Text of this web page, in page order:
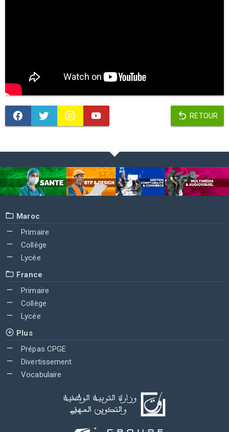
RETOUR
Maroc
Primaire
Collège
Lycée
France
Primaire
Collège
Lycée
Plus
Prépas CPGE
Divertissement
Vocabulaire